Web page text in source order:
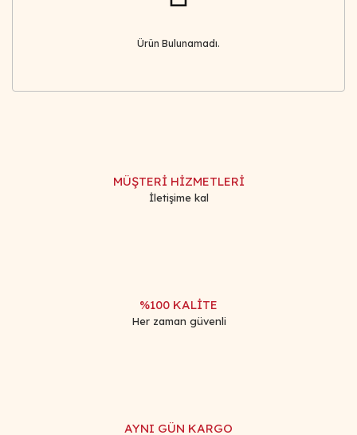
Ürün Bulunamadı.
MÜŞTERİ HİZMETLERİ
İletişime kal
%100 KALİTE
Her zaman güvenli
AYNI GÜN KARGO